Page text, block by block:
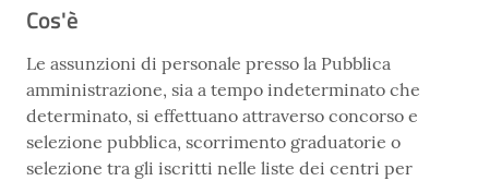
Cos'è
Le assunzioni di personale presso la Pubblica
amministrazione, sia a tempo indeterminato che
determinato, si effettuano attraverso concorso e
selezione pubblica, scorrimento graduatorie o
selezione tra gli iscritti nelle liste dei centri per